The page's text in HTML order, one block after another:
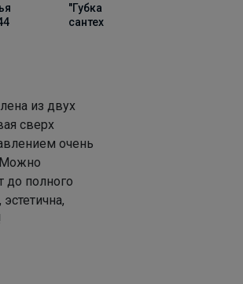
15*15" 44
"Губка для
из двух
сверх
очень
Можно
до полного